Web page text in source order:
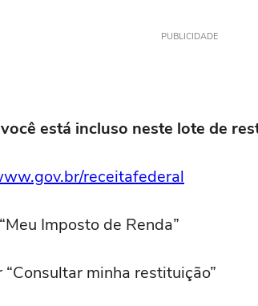
PUBLICIDADE
está incluso neste lote de
receitafederal
Imposto de Renda”
“Consultar minha restituição”